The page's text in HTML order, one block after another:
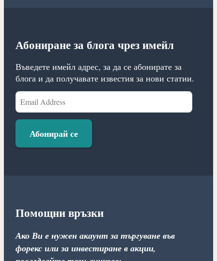
Абониране за блога чрез имейл
Въведете имейл адрес, за да се абонирате за
блога и да получавате известия за нови статии.
Email
Address
Абонирай се
Помощни връзки
Ако Ви е нужен акаунт за търгуване във
форекс или за инвестиране в акции,